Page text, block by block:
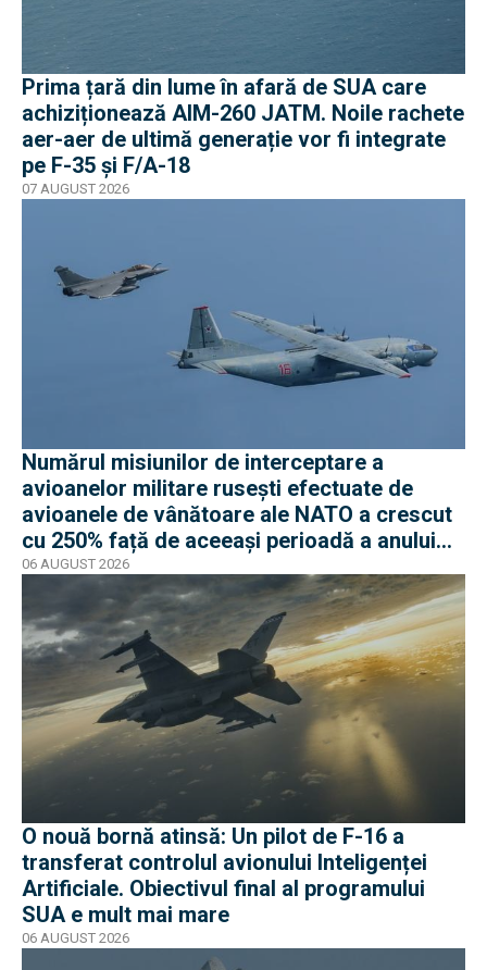
Prima țară din lume în afară de SUA care
achiziționează AIM-260 JATM. Noile rachete
aer-aer de ultimă generație vor fi integrate
pe F-35 și F/A-18
07 AUGUST 2026
Numărul misiunilor de interceptare a
avioanelor militare rusești efectuate de
avioanele de vânătoare ale NATO a crescut
cu 250% față de aceeași perioadă a anului
trecut
06 AUGUST 2026
O nouă bornă atinsă: Un pilot de F-16 a
transferat controlul avionului Inteligenței
Artificiale. Obiectivul final al programului
SUA e mult mai mare
06 AUGUST 2026